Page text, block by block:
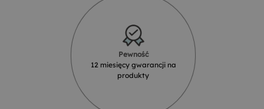
Pewność
12 miesięcy gwarancji na
produkty